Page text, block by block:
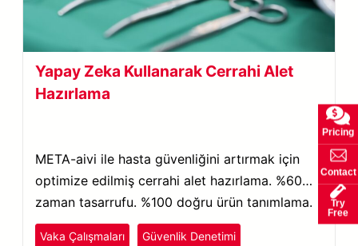
Yapay Zeka Kullanarak Cerrahi Alet
Hazırlama
META-aivi ile hasta güvenliğini artırmak için
optimize edilmiş cerrahi alet hazırlama. %60
zaman tasarrufu. %100 doğru ürün tanımlama.
Vaka Çalışmaları Güvenlik Denetimi
Pricing
Contact
Try
Free